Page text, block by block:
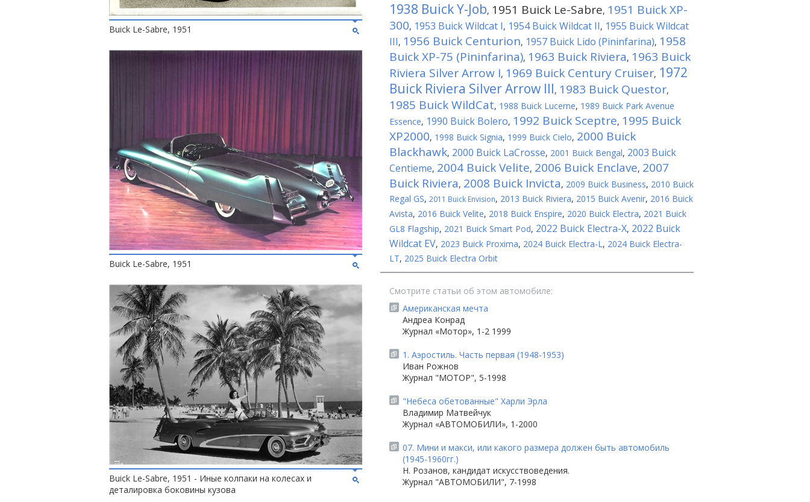
Buick Le-Sabre, 1951
Buick Le-Sabre, 1951
Buick Le-Sabre, 1951 - Иные колпаки на колесах и
деталировка боковины кузова
1938 Buick Y-Job, 1951 Buick Le-Sabre, 1951 Buick XP-
300, 1953 Buick Wildcat I, 1954 Buick Wildcat II, 1955 Buick Wildcat
III, 1956 Buick Centurion, 1957 Buick Lido (Pininfarina), 1958
Buick XP-75 (Pininfarina), 1963 Buick Riviera, 1963 Buick
Riviera Silver Arrow I, 1969 Buick Century Cruiser, 1972
Buick Riviera Silver Arrow III, 1983 Buick Questor,
1985 Buick WildCat, 1988 Buick Lucerne, 1989 Buick Park Avenue
Essence, 1990 Buick Bolero, 1992 Buick Sceptre, 1995 Buick
XP2000, 1998 Buick Signia, 1999 Buick Cielo, 2000 Buick
Blackhawk, 2000 Buick LaCrosse, 2001 Buick Bengal, 2003 Buick
Centieme, 2004 Buick Velite, 2006 Buick Enclave, 2007
Buick Riviera, 2008 Buick Invicta, 2009 Buick Business, 2010 Buick
Regal GS, 2011 Buick Envision, 2013 Buick Riviera, 2015 Buick Avenir, 2016 Buick
Avista, 2016 Buick Velite, 2018 Buick Enspire, 2020 Buick Electra, 2021 Buick
GL8 Flagship, 2021 Buick Smart Pod, 2022 Buick Electra-X, 2022 Buick
Wildcat EV, 2023 Buick Proxima, 2024 Buick Electra-L, 2024 Buick Electra-
LT, 2025 Buick Electra Orbit
Смотрите статьи об этом автомобиле:
Американская мечта
Андреа Конрад
Журнал «Мотор», 1-2 1999
1. Аэростиль. Часть первая (1948-1953)
Иван Рожнов
Журнал "МОТОР", 5-1998
"Небеса обетованные" Харли Эрла
Владимир Матвейчук
Журнал «АВТОМОБИЛИ», 1-2000
07. Мини и макси, или какого размера должен быть автомобиль
(1945-1960гг.)
Н. Розанов, кандидат искусствоведения.
Журнал "АВТОМОБИЛИ", 7-1998